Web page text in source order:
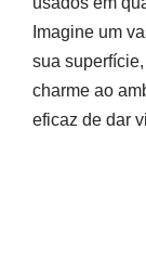
Imagine um
sua
charme ao
eficaz de dar